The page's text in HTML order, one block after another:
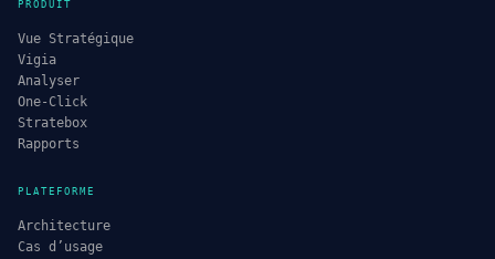
PRODUIT
Vue Stratégique
Vigia
Analyser
One-Click
Stratebox
Rapports
PLATEFORME
Architecture
Cas d’usage